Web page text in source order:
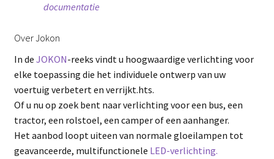
documentatie
Over Jokon
In de JOKON-reeks vindt u hoogwaardige verlichting voor
elke toepassing die het individuele ontwerp van uw
voertuig verbetert en verrijkt.hts.
Of u nu op zoek bent naar verlichting voor een bus, een
tractor, een rolstoel, een camper of een aanhanger.
Het aanbod loopt uiteen van normale gloeilampen tot
geavanceerde, multifunctionele LED-verlichting.